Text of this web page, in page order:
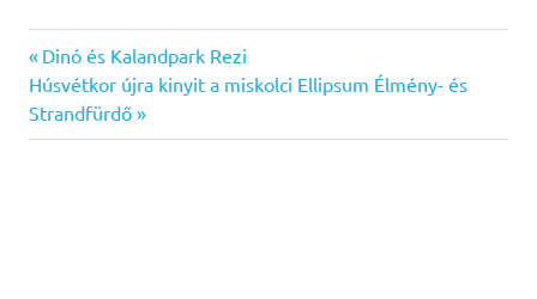
Bejegyzés
navigáció
Previous
Post:
Dinó és Kalandpark Rezi
Next
Post:
Húsvétkor újra kinyit a miskolci Ellipsum Élmény- és
Strandfürdő